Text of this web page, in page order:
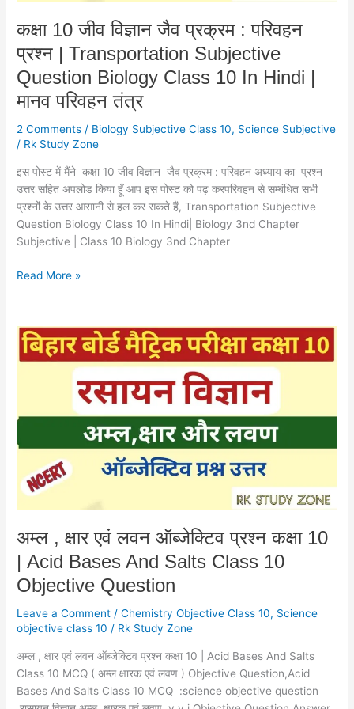
कक्षा 10 जीव विज्ञान जैव प्रक्रम : परिवहन
प्रश्न | Transportation Subjective
Question Biology Class 10 In Hindi |
मानव परिवहन तंत्र
2 Comments / Biology Subjective Class 10, Science Subjective
/ Rk Study Zone
इस पोस्ट में मैंने कक्षा 10 जीव विज्ञान जैव प्रक्रम : परिवहन अध्याय का प्रश्न
उत्तर सहित अपलोड किया हूँ आप इस पोस्ट को पढ़ करपरिवहन से सम्बंधित सभी
प्रश्नों के उत्तर आसानी से हल कर सकते हैं, Transportation Subjective
Question Biology Class 10 In Hindi| Biology 3nd Chapter
Subjective | Class 10 Biology 3nd Chapter
Question
Biology
Class
10
In
|
परिवहन
तंत्र
Read More »
अम्ल , क्षार एवं लवन ऑब्जेक्टिव प्रश्न कक्षा 10
| Acid Bases And Salts Class 10
Objective Question
Leave a Comment /Chemistry Objective Class 10, Science
objective class 10 / Rk Study Zone
अम्ल , क्षार एवं लवन ऑब्जेक्टिव प्रश्न कक्षा 10 | Acid Bases And Salts
Class 10 MCQ ( अम्ल क्षारक एवं लवण ) Objective Question,Acid
Bases And Salts Class 10 MCQ :science objective question
अम्ल
ऑब्जेक्टिव
10
Acid
And
Salts
Class
10
Objective
Question